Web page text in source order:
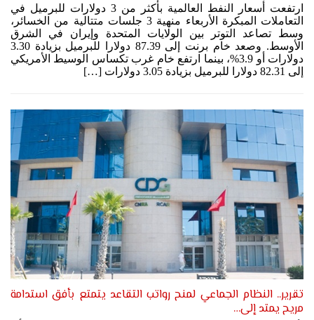
ارتفعت أسعار النفط العالمية بأكثر من 3 دولارات للبرميل في
التعاملات المبكرة الأربعاء منهية 3 جلسات متتالية من الخسائر،
وسط تصاعد التوتر بين الولايات المتحدة وإيران في الشرق
الأوسط. وصعد خام برنت إلى 87.39 دولارا للبرميل بزيادة 3.30
دولارات أو 3.9%، بينما ارتفع خام غرب تكساس الوسيط الأمريكي
إلى 82.31 دولارا للبرميل بزيادة 3.05 دولارات […]
تقرير.. النظام الجماعي لمنح رواتب التقاعد يتمتع بأفق استدامة
مريح يمتد إلى…